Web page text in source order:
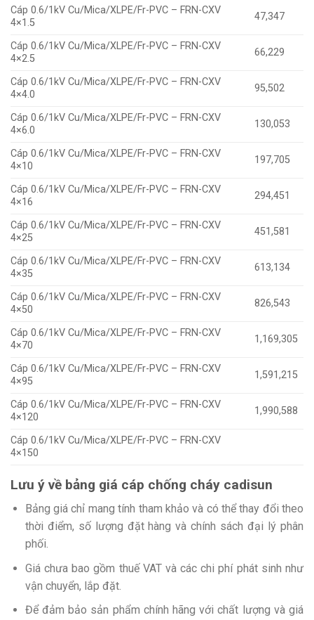
Cáp 0.6/1kV Cu/Mica/XLPE/Fr-PVC – FRN-CXV
4×1.5
47,347
Cáp 0.6/1kV Cu/Mica/XLPE/Fr-PVC – FRN-CXV
4×2.5
66,229
Cáp 0.6/1kV Cu/Mica/XLPE/Fr-PVC – FRN-CXV
4×4.0
95,502
Cáp 0.6/1kV Cu/Mica/XLPE/Fr-PVC – FRN-CXV
4×6.0
130,053
Cáp 0.6/1kV Cu/Mica/XLPE/Fr-PVC – FRN-CXV
4×10
197,705
Cáp 0.6/1kV Cu/Mica/XLPE/Fr-PVC – FRN-CXV
4×16
294,451
Cáp 0.6/1kV Cu/Mica/XLPE/Fr-PVC – FRN-CXV
4×25
451,581
Cáp 0.6/1kV Cu/Mica/XLPE/Fr-PVC – FRN-CXV
4×35
613,134
Cáp 0.6/1kV Cu/Mica/XLPE/Fr-PVC – FRN-CXV
4×50
826,543
Cáp 0.6/1kV Cu/Mica/XLPE/Fr-PVC – FRN-CXV
4×70
1,169,305
Cáp 0.6/1kV Cu/Mica/XLPE/Fr-PVC – FRN-CXV
4×95
1,591,215
Cáp 0.6/1kV Cu/Mica/XLPE/Fr-PVC – FRN-CXV
4×120
1,990,588
Cáp 0.6/1kV Cu/Mica/XLPE/Fr-PVC – FRN-CXV
4×150
Lưu ý về bảng giá cáp chống cháy cadisun
Bảng giá chỉ mang tính tham khảo và có thể thay đổi theo
thời điểm, số lượng đặt hàng và chính sách đại lý phân
phối.
Giá chưa bao gồm thuế VAT và các chi phí phát sinh như
vận chuyển, lắp đặt.
Để đảm bảo sản phẩm chính hãng với chất lượng và giá